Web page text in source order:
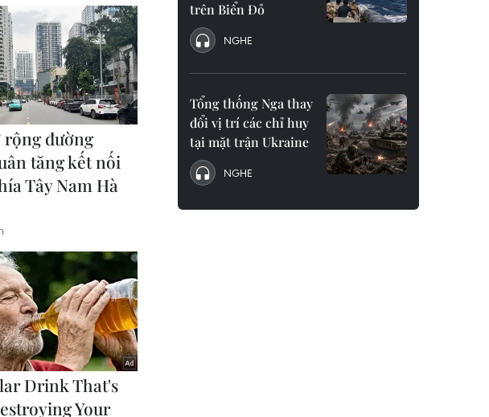
trên Biển Đỏ
NGHE
Tổng thống Nga thay
đổi vị trí các chỉ huy
tại mặt trận Ukraine
NGHE